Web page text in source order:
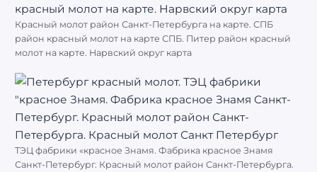
Красный молот район Санкт-Петербурга на карте. СПБ
район красный молот на карте СПБ. Питер район красный
молот на карте. Нарвский округ карта
ТЭЦ фабрики «красное Знамя. Фабрика красное Знамя
Санкт-Петербург. Красный молот район Санкт-Петербурга.